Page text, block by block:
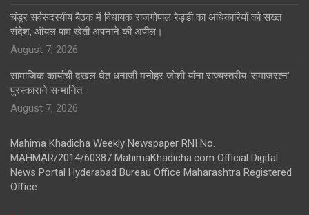
चंडूर सर्वसदस्यीय बैठक में विधायक राजगोपाल रेड्डी का अधिकारियों को सख्त
संदेश, ऑयल पाम खेती अपनाने की अपील।
August 7, 2026
सामाजिक कार्याची दखल घेत धनाजी मनोहर जोशी यांना राज्यस्तरीय ‘समाजरत्न’
पुरस्काराने सन्मानित.
August 7, 2026
Mahima Khadicha Weekly Newspaper RNI No.
MAHMAR/2014/60387 MahimaKhadicha.com Official Digital
News Portal Hyderabad Bureau Office Maharashtra Registered
Office